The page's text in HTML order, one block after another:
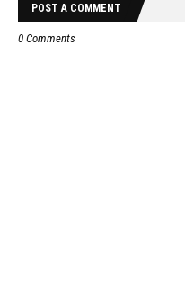
POST A COMMENT
0 Comments